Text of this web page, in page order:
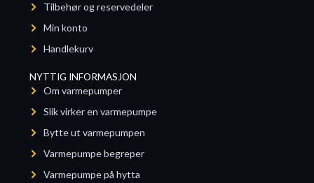
Tilbehør og reservedeler
Min konto
Handlekurv
NYTTIG INFORMASJON
Om varmepumper
Slik virker en varmepumpe
Bytte ut varmepumpen
Varmepumpe begreper
Varmepumpe på hytta